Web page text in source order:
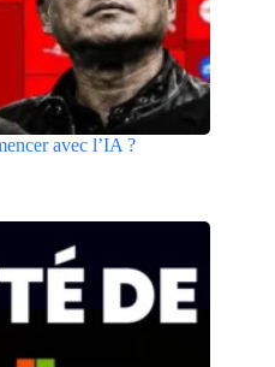
avec l’IA ?